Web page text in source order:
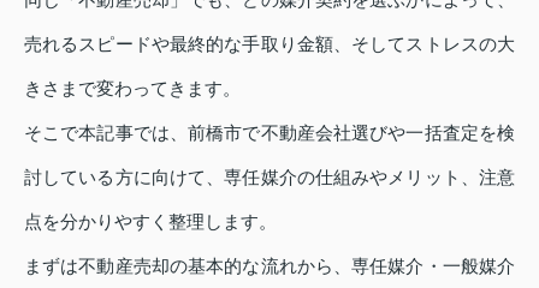
売れるスピードや最終的な手取り金額、そしてストレスの大
きさまで変わってきます。
そこで本記事では、前橋市で不動産会社選びや一括査定を検
討している方に向けて、専任媒介の仕組みやメリット、注意
点を分かりやすく整理します。
まずは不動産売却の基本的な流れから、専任媒介・一般媒介